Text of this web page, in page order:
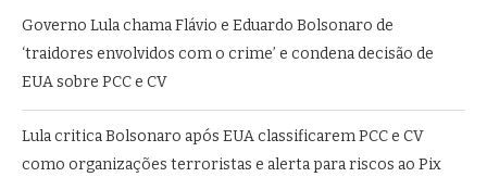
Governo Lula chama Flávio e Eduardo Bolsonaro de
‘traidores envolvidos com o crime’ e condena decisão de
EUA sobre PCC e CV
Lula critica Bolsonaro após EUA classificarem PCC e CV
como organizações terroristas e alerta para riscos ao Pix